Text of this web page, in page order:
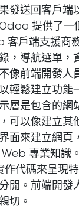
發送回客戶端
提供了一
客戶端支援商
，導航選單，
像前端開發人
輕鬆建立功能
層是包含的網
可以像建立其
面來建立網頁
專業知識
代碼來呈現
開。前端開發
切。